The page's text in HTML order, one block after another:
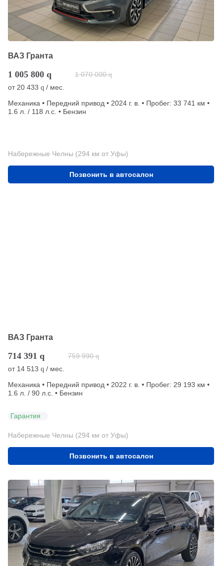
ВАЗ Гранта
1 005 800 q 1 070 000 q
от20 433 q / мес.
Механика • Передний привод • 2024 г. в. • Пробег: 33 741 км •
1.6 л. / 118 л.с. • Бензин
Набережные Челны (294 км от Уфы)
Позвонить в автосалон
ВАЗ Гранта
714 391 q 759 990 q
от 14 513 q / мес.
Механика • Передний привод • 2022 г. в. • Пробег: 29 193 км •
1.6 л. / 90 л.с. • Бензин
Гарантия
Набережные Челны (294 км от Уфы)
Позвонить в автосалон